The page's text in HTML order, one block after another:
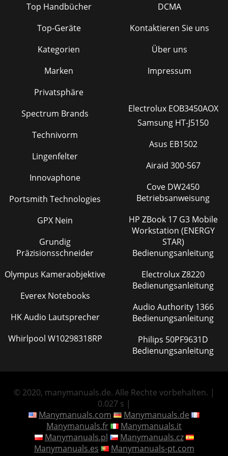
Top Handbücher
Top-Geräte
Kategorien
Marken
Privatsphäre
DCMA
Kontaktieren Sie uns
Über uns
Impressum
Spectrum Brands
Technivorm
Lingenfelter
Innovaphone
Portsmith Technologies
GPX Nein
Grundig
Präzisionsschneider
Olympus Kameraobjektive
Everex Notebooks
HK Audio Lautsprecher
Whirlpool W10298318RP
Electrolux EOB3450AOX
Samsung HT-J5150
Asus EB1502
Airaid 300-567
Cove DW2450
Betriebsanweisung
HP ZBook 17 G3 Mobile
Workstation (ENERGY
STAR)
Bedienungsanleitung
Electrolux Z8220
Bedienungsanleitung
Audio Authority 1366
Bedienungsanleitung
Philips 50PF9631D
Bedienungsanleitung
© 2020, manymanuals.de. Alle Rechte vorbehalten. |
0.027 s |
Manymanuals.com
Manymanuals.de
Manymanuals.fr
Manymanuals.it
Manymanuals.pl
Manymanuals.cz
Manymanuals.es
Manymanuals-pt.com